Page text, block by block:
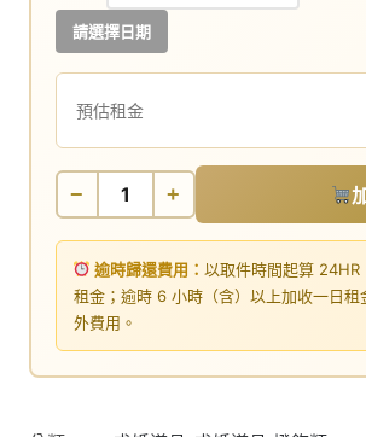
請選擇日期
預估租金
− +
逾時歸還費用：以取件時間起算
租金；逾時 6 小時（含）以上加收一日
外費用。